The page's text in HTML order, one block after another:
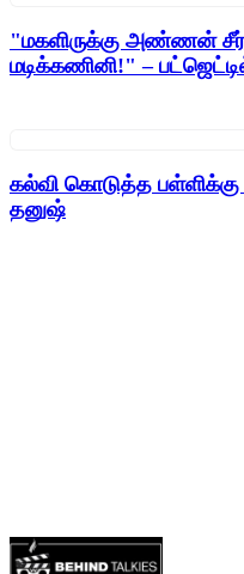
"மகளிருக்கு அண்ணன்
மடிக்கணினி!" –
கல்வி கொடுத்த பள்ளிக்கு
தனுஷ்